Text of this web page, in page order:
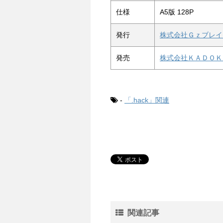
仕様 A5版 128P
発行 株式会社Ｇｚブレ
発売 株式会社ＫＡＤＯＫ
- 「.hack」関連
関連記事